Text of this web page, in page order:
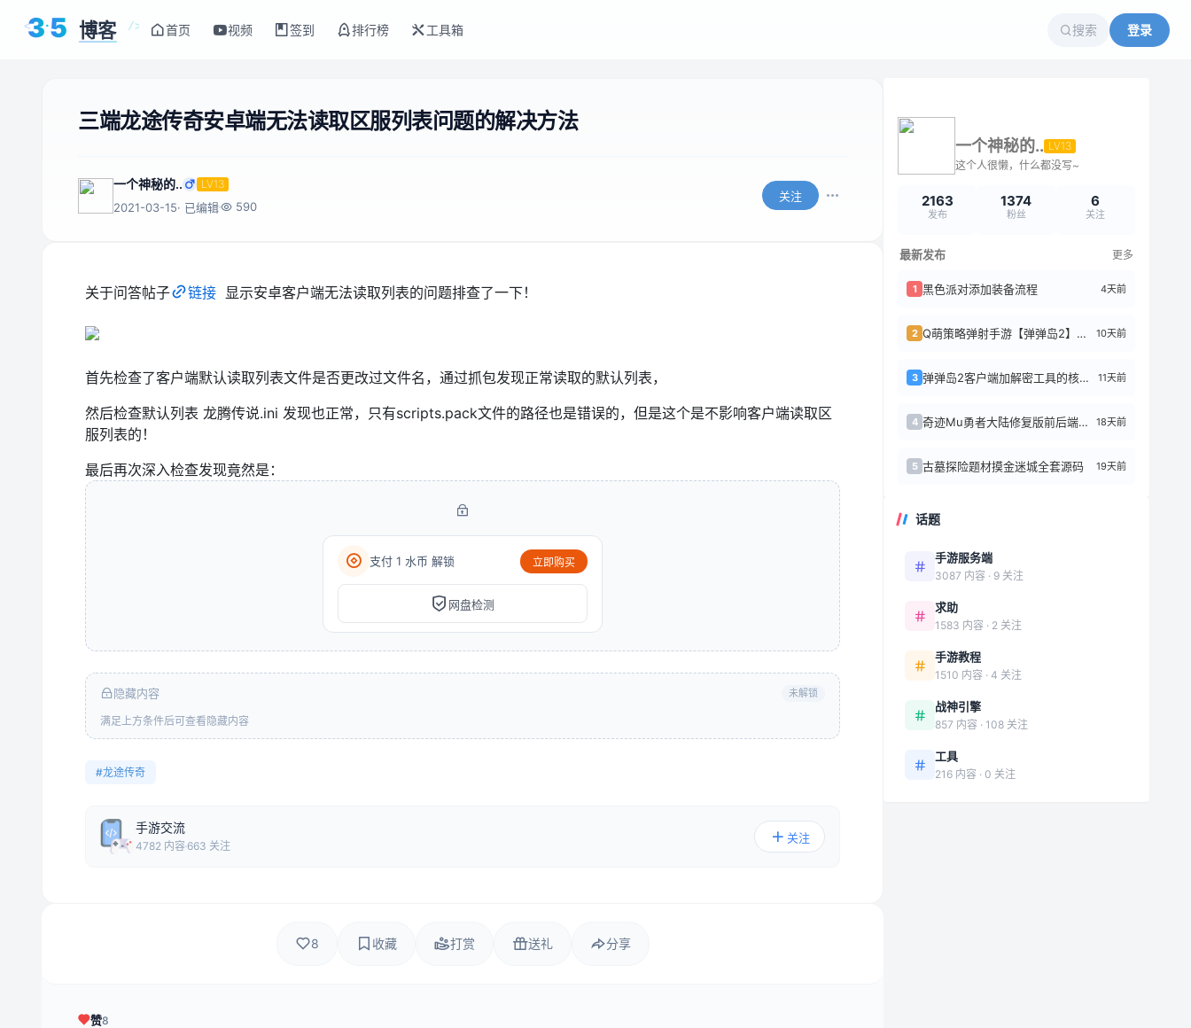
< />
35 博客 首页 视频 签到 排行榜 工具箱 搜索 登录
三端龙途传奇安卓端无法读取区服列表问题的解决方法
一个神秘的.. LV13
2021-03-15· 已编辑 590
关注
关于问答帖子 链接 显示安卓客户端无法读取列表的问题排查了一下！
首先检查了客户端默认读取列表文件是否更改过文件名，通过抓包发现正常读取的默认列表，
然后检查默认列表 龙腾传说.ini 发现也正常，只有scripts.pack文件的路径也是错误的，但是这个是不影响客户端读取区
服列表的！
最后再次深入检查发现竟然是：
支付 1 水币 解锁 立即购买
网盘检测
隐藏内容 未解锁
满足上方条件后可查看隐藏内容
#龙途传奇
手游交流
4782 内容 663 关注
关注
8 收藏 打赏 送礼 分享
赞8
一个神秘的.. LV13
这个人很懒，什么都没写~
2163
发布
1374
粉丝
6
关注
最新发布 更多
1 黑色派对添加装备流程 4天前
2 Q萌策略弹射手游【弹弹岛2】前后端全套源码+搭建教程 10天前
3 弹弹岛2客户端加解密工具的核心逻辑 11天前
4 奇迹Mu勇者大陆修复版前后端源代码+Linux手工端 18天前
5 古墓探险题材摸金迷城全套源码 19天前
话题
手游服务端
3087 内容 · 9 关注
求助
1583 内容 · 2 关注
手游教程
1510 内容 · 4 关注
战神引擎
857 内容 · 108 关注
工具
216 内容 · 0 关注